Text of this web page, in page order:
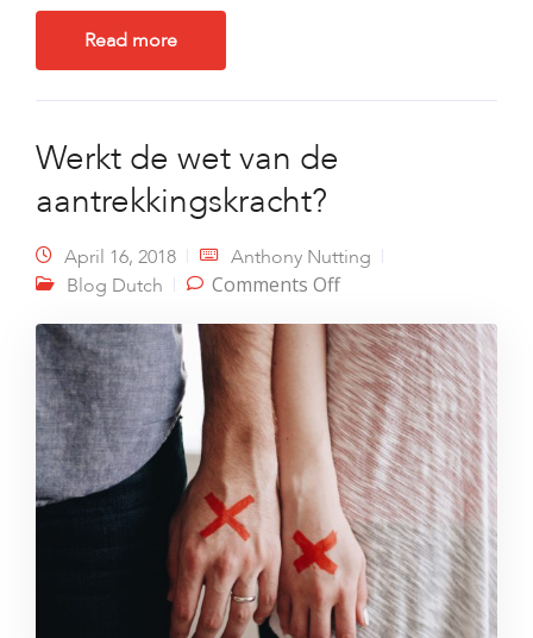
Read more
Werkt de wet van de
aantrekkingskracht?
April 16, 2018
Anthony Nutting
Blog Dutch
Comments Offon Werkt de wet van
aantrekkingskracht?